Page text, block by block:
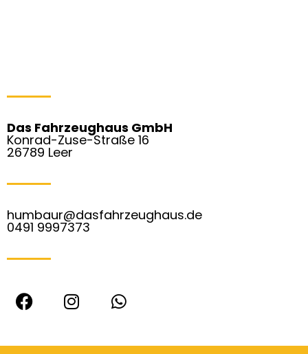
Das Fahrzeughaus GmbH
Konrad-Zuse-Straße 16
26789 Leer
humbaur@dasfahrzeughaus.de
0491 9997373
F
a
e
I
n
t
W
h
t